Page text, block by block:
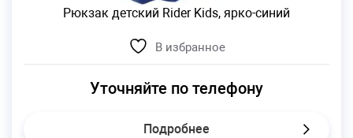
Рюкзак детский Rider Kids, ярко-синий
В избранное
Уточняйте по телефону
Подробнее